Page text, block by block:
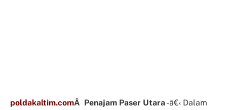
poldakaltim.comÂ Penajam Paser Utara-â€‹ Dalam